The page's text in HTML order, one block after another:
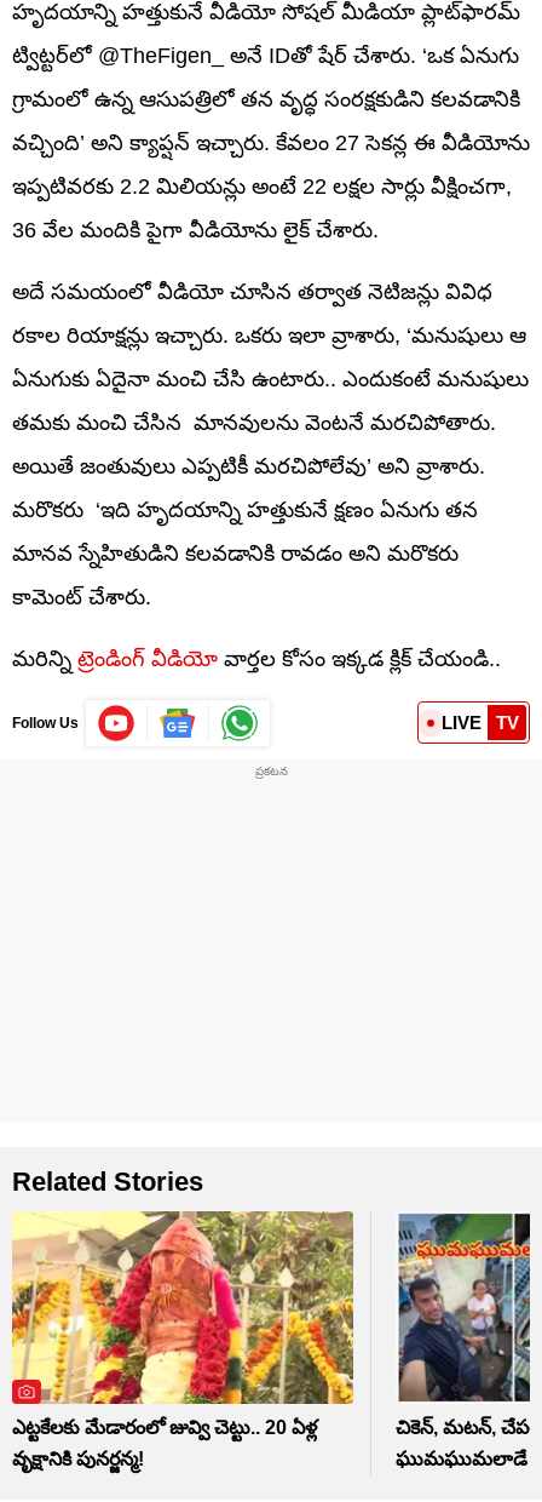
హృదయాన్ని హత్తుకునే వీడియో సోషల్ మీడియా ప్లాట్‌ఫారమ్
ట్విట్టర్‌లో @TheFigen_ అనే IDతో షేర్ చేశారు. ‘ఒక ఏనుగు
గ్రామంలో ఉన్న ఆసుపత్రిలో తన వృద్ధ సంరక్షకుడిని కలవడానికి
వచ్చింది’ అని క్యాప్షన్ ఇచ్చారు. కేవలం 27 సెకన్ల ఈ వీడియోను
ఇప్పటివరకు 2.2 మిలియన్లు అంటే 22 లక్షల సార్లు వీక్షించగా,
36 వేల మందికి పైగా వీడియోను లైక్ చేశారు.
అదే సమయంలో వీడియో చూసిన తర్వాత నెటిజన్లు వివిధ
రకాల రియాక్షన్లు ఇచ్చారు. ఒకరు ఇలా వ్రాశారు, ‘మనుషులు ఆ
ఏనుగుకు ఏదైనా మంచి చేసి ఉంటారు.. ఎందుకంటే మనుషులు
తమకు మంచి చేసిన మానవులను వెంటనే మరచిపోతారు.
అయితే జంతువులు ఎప్పటికీ మరచిపోలేవు’ అని వ్రాశారు.
మరొకరు ‘ఇది హృదయాన్ని హత్తుకునే క్షణం ఏనుగు తన
మానవ స్నేహితుడిని కలవడానికి రావడం అని మరొకరు
కామెంట్ చేశారు.
మరిన్ని ట్రెండింగ్ వీడియో వార్తల కోసం ఇక్కడ క్లిక్ చేయండి..
Follow Us LIVE TV
Related Stories
ఎట్టకేలకు మేడారంలో జువ్వి చెట్టు.. 20 ఏళ్ల
వృక్షానికి పునర్జన్మ!
చికెన్, మటన్‌,
ఘుమఘుమలాడే